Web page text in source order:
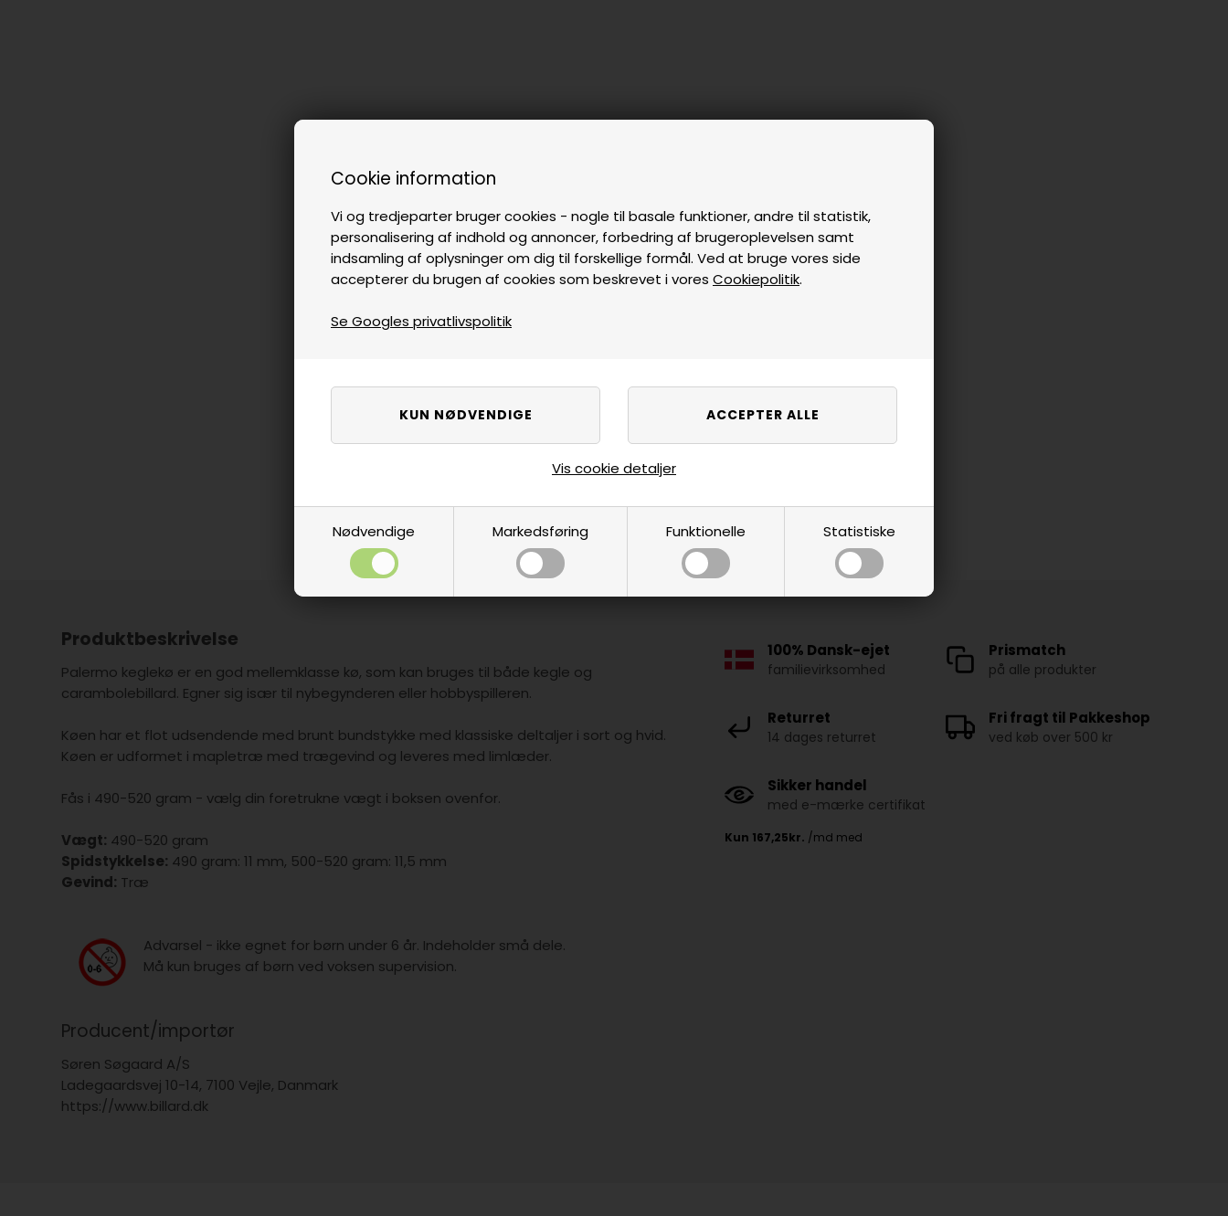
Cookie information
Vi og tredjeparter bruger cookies - nogle til basale funktioner, andre til statistik,
personalisering af indhold og annoncer, forbedring af brugeroplevelsen samt
indsamling af oplysninger om dig til forskellige formål. Ved at bruge vores side
accepterer du brugen af cookies som beskrevet i vores Cookiepolitik.
Se Googles privatlivspolitik
Nødvendige Markedsføring Funktionelle Statistiske
Vis cookie detaljer
Produktbeskrivelse
Palermo keglekø er en god mellemklasse kø, som kan bruges til både kegle og
carambolebillard. Egner sig især til nybegynderen eller hobbyspilleren.
Køen har et flot udsendende med brunt bundstykke med klassiske deltaljer i sort og hvid.
Køen er udformet i mapletræ med trægevind og leveres med limlæder.
Fås i 490-520 gram - vælg din foretrukne vægt i boksen ovenfor.
Vægt: 490-520 gram
Spidstykkelse: 490 gram: 11 mm, 500-520 gram: 11,5 mm
Gevind: Træ
Advarsel - ikke egnet for børn under 6 år. Indeholder små dele.
Må kun bruges af børn ved voksen supervision.
Producent/importør
Søren Søgaard A/S
Ladegaardsvej 10-14, 7100 Vejle, Danmark
https://www.billard.dk
100% Dansk-ejet
familievirksomhed
Prismatch
på alle produkter
Returret
14 dages returret
Fri fragt til Pakkeshop
ved køb over 500 kr
Sikker handel
med e-mærke certifikat